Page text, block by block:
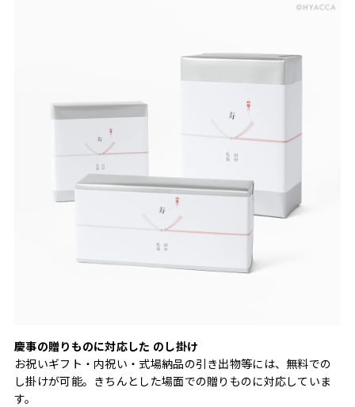
慶事の贈りものに対応した のし掛け
お祝いギフト・内祝い・式場納品の引き出物等には、無料での
し掛けが可能。きちんとした場面での贈りものに対応していま
す。